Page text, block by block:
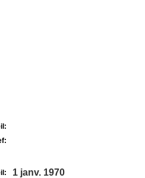
1 janv. 1970